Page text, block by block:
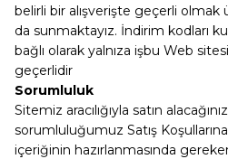
belirli bir alışverişte geçerli olmak
da sunmaktayız. İndirim kodları
bağlı olarak yalnıza işbu Web
geçerlidir
Sorumluluk
Sitemiz aracılığıyla satın
sorumluluğumuz Satış
içeriğinin hazırlanmasında